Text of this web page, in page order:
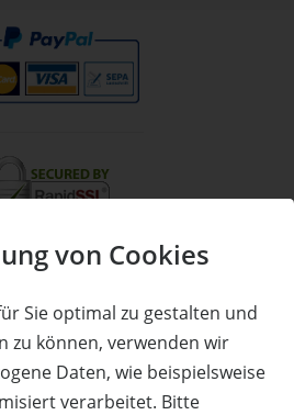
von Cookies
Sie optimal zu gestalten und
zu können, verwenden wir
Daten, wie beispielsweise
verarbeitet. Bitte
& Hilfe
Fr. 09:00-16:00
(0)941 46 39 63 90
future.de
»
FAQs